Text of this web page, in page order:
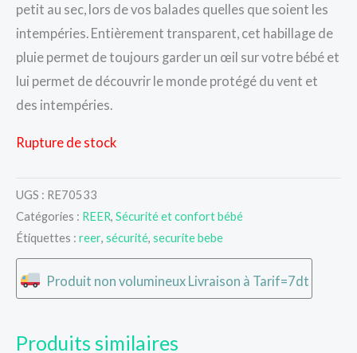
petit au sec, lors de vos balades quelles que soient les
intempéries. Entièrement transparent, cet habillage de
pluie permet de toujours garder un œil sur votre bébé et
lui permet de découvrir le monde protégé du vent et
des intempéries.
Rupture de stock
UGS : RE70533
Catégories : REER, Sécurité et confort bébé
Étiquettes : reer, sécurité, securite bebe
Produit non volumineux Livraison à Tarif=7dt
Produits similaires